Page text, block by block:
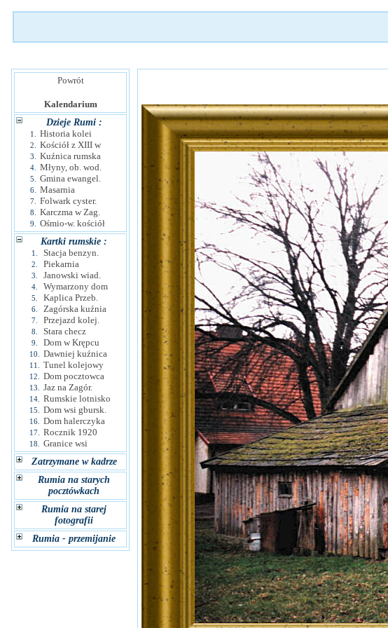
Powrót
Kalendarium
Dzieje Rumi :
1. Historia kolei
2. Kościół z XIII w
3. Kuźnica rumska
4. Młyny, ob. wod.
5. Gmina ewangel.
6. Masarnia
7. Folwark cyster.
8. Karczma w Zag.
9.
Ośmio-w. kościół
Kartki rumskie :
1. Stacja benzyn.
2. Piekarnia
3. Janowski wiad.
4. Wymarzony dom
5. Kaplica Przeb.
6. Zagórska kuźnia
7. Przejazd kolej.
8. Stara checz
9. Dom w Krępcu
10. Dawniej kuźnica
11. Tunel kolejowy
12. Dom pocztowca
13. Jaz na Zagór.
14. Rumskie lotnisko
15. Dom wsi gbursk.
16. Dom halerczyka
17. Rocznik 1920
18.
Granice wsi
Zatrzymane w kadrze
Rumia na starych
pocztówkach
Rumia na starej
fotografii
Rumia - przemijanie